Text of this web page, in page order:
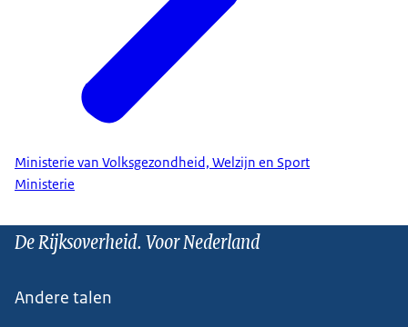
Ministerie van Volksgezondheid, Welzijn en Sport
Ministerie
De Rijksoverheid. Voor Nederland
Andere talen